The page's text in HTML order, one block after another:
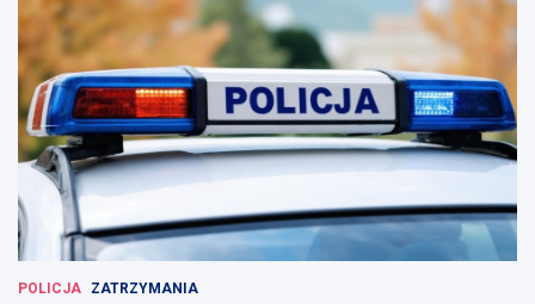
POLICJA ZATRZYMANIA